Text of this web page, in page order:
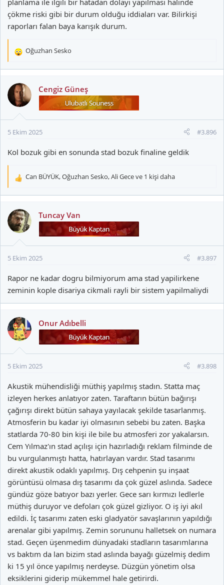
çökme riski gibi bir durum olduğu iddiaları var. Bilirkişi
raporları falan baya karışık durum.
T
k
i
l
:
Oğuzhan Sesko
Cengiz Güneş
5 Ekim 2025 #3.896
Kol bozuk gibi en sonunda stad bozuk finaline geldik
T
k
i
l
:
Can BÜYÜK,Oğuzhan Sesko,Ali Geceve 1 kişi daha
Tuncay Van
5 Ekim 2025 #3.897
Rapor ne kadar dogru bilmiyorum ama stad yapilirkene
zeminin kople disariya cikmali rayli bir sistem yapilmaliydi
Onur Adıbelli
5 Ekim 2025 #3.898
Akustik mühendisliği müthiş yapılmış stadın. Statta maç
izleyen herkes anlatıyor zaten. Taraftarın bütün bağırışı
çağırışı direkt bütün sahaya yayılacak şekilde tasarlanmış.
Atmosferin bu kadar iyi olmasının sebebi bu zaten. Başka
statlarda 70-80 bin kişi ile bile bu atmosferi zor yakalarsın.
Cem Yılmaz'ın stad açılışı için hazırladığı reklam filminde de
bu vurgulanmıştı hatta, hatırlayan vardır. Stad tasarımı
direkt akustik odaklı yapılmış. Dış cehpenin şu inşaat
görüntüsü olmasa dış tasarımı da çok güzel aslında. Sadece
gündüz göze batıyor bazı yerler. Gece sarı kırmızı ledlerle
müthiş duruyor ve defoları çok güzel gizliyor. O iş iyi akıl
edildi. İç tasarımı zaten eski gladyatör savaşlarının yapıldığı
arenalar gibi yapılmış. Zemin sorununu halletsek on numara
stad. Geçen üşenmedim dünyadaki stadların tasarımlarına
vs baktım da lan bizim stad aslında bayağı güzelmiş dedim
ki 15 yıl önce yapılmış nerdeyse. Düzgün yönetim olsa
eksiklerini giderip mükemmel hale getirirdi.